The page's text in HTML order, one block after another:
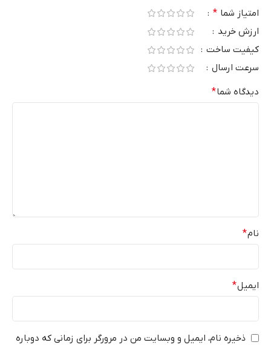
امتیاز شما *
ارزش خرید
کیفیت ساخت
سرعت ارسال
دیدگاه شما*
نام*
ایمیل*
ذخیره نام، ایمیل و وبسایت من در مرورگر برای زمانی که دوباره